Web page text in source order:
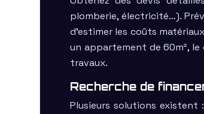
plomberie, électricité…).
d’estimer les coûts
un appartement de 60m²,
travaux.
Recherche de
Plusieurs solutions